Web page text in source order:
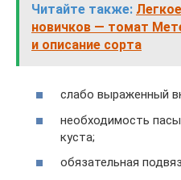
Читайте также:
новичков — томат
и описание сорта
слабо выраженный
необходимость
куста;
обязательная